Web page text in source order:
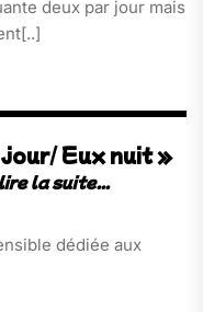
deux par jour mais
jour/ Eux nuit »
dédiée aux